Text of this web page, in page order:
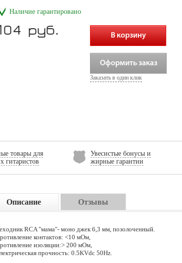
Наличие гарантировано
руб. В корзину
Оформить заказ
Заказать в один клик
товары для
гитаристов
Увесистые бонусы и
жирные гарантии
Описание Отзывы
RCA "мама"- моно джек 6,3 мм, позолоченный.
контактов: <10 мОм,
изоляции:> 200 мОм,
прочность: 0.5KVdc 50Hz.